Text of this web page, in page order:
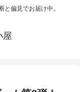
偏見でお届け中。
屋